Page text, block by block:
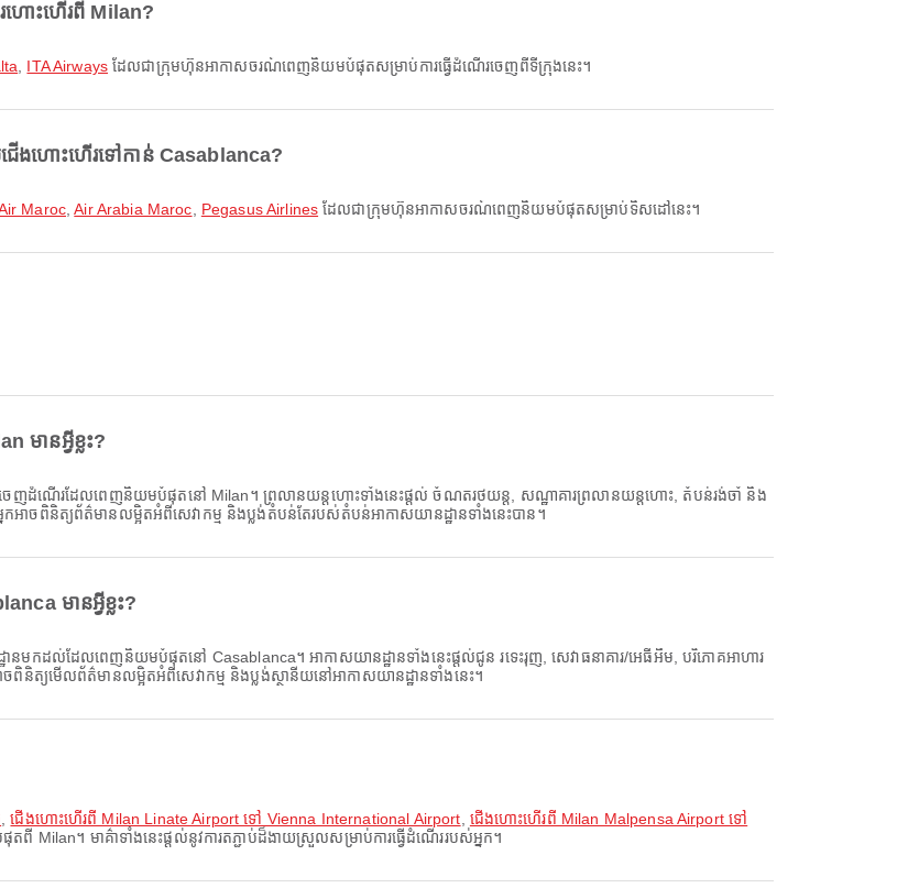
ោះហើរពី Milan?
ITA Airways ដែលជាក្រុមហ៊ុនអាកាសចរណ៍ពេញនិយមបំផុតសម្រាប់ការធ្វើដំណើរចេញពីទីក្រុងនេះ។
ងហោះហើរទៅកាន់ Casablanca?
Maroc ,Air Arabia Maroc Pegasus Airlines ដែលជាក្រុមហ៊ុនអាកាសចរណ៍ពេញនិយមបំផុតសម្រាប់ទិសដៅនេះ។
ានអ្វីខ្លះ?
េញដំណើរដែលពេញនិយមបំផុតនៅ Milan។ ព្រលានយន្តហោះទាំងនេះផ្តល់ ចំណតរថយន្ត, សណ្ឋាគារព្រលានយន្តហោះ, តំបន់រង់ចាំ និង
កអាចពិនិត្យព័ត៌មានលម្អិតអំពីសេវាកម្ម និងប្លង់តំបន់តែរបស់តំបន់អាកាសយានដ្ឋានទាំងនេះបាន។
មានអ្វីខ្លះ?
ានមកដល់ដែលពេញនិយមបំផុតនៅ Casablanca។ អាកាសយានដ្ឋានទាំងនេះផ្តល់ជូន រទេះរុញ, សេវាធនាគារ/អេធីអឹម, បរិភោគអាហារ
ចពិនិត្យមើលព័ត៌មានលម្អិតអំពីសេវាកម្ម និងប្លង់ស្ថានីយនៅអាកាសយានដ្ឋានទាំងនេះ។
,ជើងហោះហើរពី Milan Linate Airport ទៅ Vienna International Airport ជើងហោះហើរពី Milan Malpensa Airport ទៅ
Milan។ មាគ៌ាទាំងនេះផ្តល់នូវការតភ្ជាប់ដ៏ងាយស្រួលសម្រាប់ការធ្វើដំណើររបស់អ្នក។